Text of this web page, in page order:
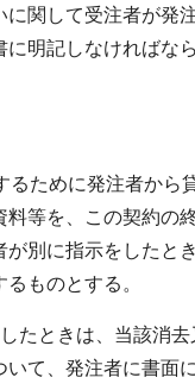
関して受注者が発
明記しなければな
ために発注者から
等を、この契約の
別に指示をしたと
ものとする。
ときは、当該消
て、発注者に書面